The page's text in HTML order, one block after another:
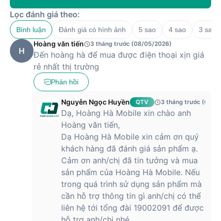
Đánh giá chi tiết các đặc điểm của điện
thoại HONOR 400 Lite
HONOR 400 Lite chính là người đồng hành lý tưởng cho
những ai yêu công nghệ, cần một chiếc smartphone đa
dụng, bền bỉ và tiện lợi. Nếu bạn đang tìm kiếm một thiết bị
để phục vụ công việc, học tập và giải trí một cách toàn diện,
đây chính là một lựa chọn không thể bỏ qua cho bạn.
Thiết kế siêu mỏng thời trang kết hợp cùng
chuẩn kháng nước/bụi IP65
HONOR 400 Lite ghi điểm với thiết kế siêu mỏng chỉ 7.29mm,
trọng lượng nhẹ khoảng 171g giúp cầm nắm dễ dàng và
thoải mái trong thời gian dài. Phong cách thiết kế hiện đại,
các đường cong tinh tế cùng mặt lưng bóng bẩy tạo nên một
tổng thể thanh lịch, phù hợp với cả người dùng trẻ và giới
Điểm nổi bật khác chính là khả năng kháng nước và bụi theo
tiêu chuẩn IP65, giúp thiết bị có thể hoạt động tốt trong môi
Lọc đánh giá theo:
Bình luận Đánh giá có hình ảnh 5 sao 4 sao 3 sao
H
Hoàng văn tiến 3 tháng trước (08/05/2026)
Đến hoàng hà để mua được điện thoại xịn giá
rẻ nhất thị trường
Phản hồi
Nguyễn Ngọc Huyền QTV 3 tháng trước (09/
Dạ, Hoàng Hà Mobile xin chào anh
Hoàng văn tiến,
Dạ Hoàng Hà Mobile xin cảm ơn quý
khách hàng đã đánh giá sản phẩm ạ.
Cảm ơn anh/chị đã tin tưởng và mua
sản phẩm của Hoàng Hà Mobile. Nếu
trong quá trình sử dụng sản phẩm mà
cần hỗ trợ thông tin gì anh/chị có thể
liên hệ tới tổng đài 19002091 để được